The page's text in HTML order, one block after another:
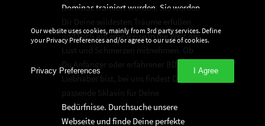
Dominas trainiert wurden. Sie werden
Dir Deine wildesten Träume erfüllen
und Dich auf eine Reise in die Welt der
Lust und Schmerzen mitnehmen. Ob
Du Anfänger oder erfahrener BDSM-
Liebhaber bist, bei uns findest Du die
passende Sklavin für Deine
Bedürfnisse. Durchsuche unsere
Webseite und finde Deine perfekte
Our website uses cookies, mainly from 3rd party services. Define
your Privacy Preferences and/or agree to our use of cookies.
Privacy Preferences I Agree